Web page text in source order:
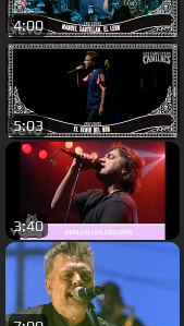
4:00
5:03
3:40